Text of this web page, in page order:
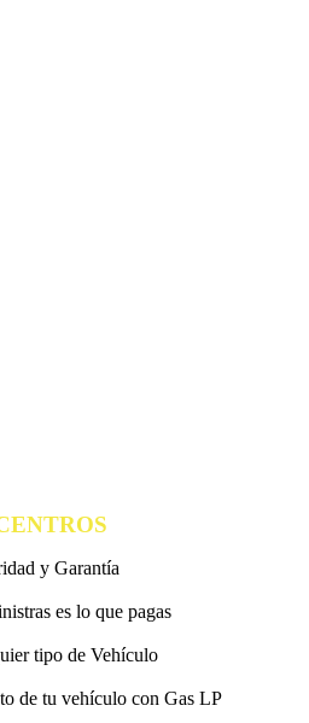
y Garantía
es lo que pagas
tipo de Vehículo
de tu vehículo con Gas LP